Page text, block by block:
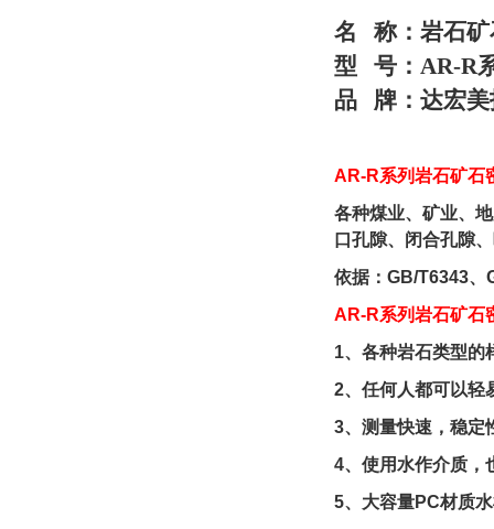
名
称：岩石
型
号： AR-R
品
牌： 达宏
AR-R系列岩石矿石
各种煤业、矿业、
口孔隙、闭合孔隙
依据： GB/T6343、
AR-R系列岩石矿石
1、各种岩石类型的
2、任何人都可以轻
3、测量快速，稳定
4、使用水作介质，
5、大容量PC材质